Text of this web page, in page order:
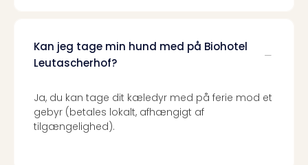
Kan jeg tage min hund med på Biohotel
Leutascherhof?
Ja, du kan tage dit kæledyr med på ferie mod et
gebyr (betales lokalt, afhængigt af
tilgængelighed).